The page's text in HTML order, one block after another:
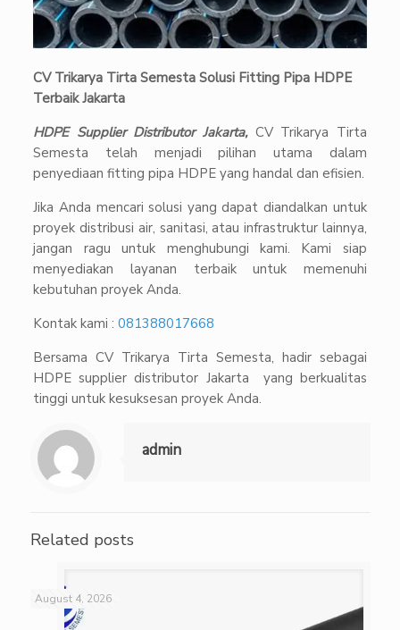
CV Trikarya Tirta Semesta Solusi Fitting Pipa HDPE
Terbaik Jakarta
HDPE Supplier Distributor Jakarta, CV Trikarya Tirta
Semesta telah menjadi pilihan utama dalam
penyediaan fitting pipa HDPE yang handal dan efisien.
Jika Anda mencari solusi yang dapat diandalkan untuk
proyek distribusi air, sanitasi, atau infrastruktur lainnya,
jangan ragu untuk menghubungi kami. Kami siap
menyediakan layanan terbaik untuk memenuhi
kebutuhan proyek Anda.
Kontak kami : 081388017668
Bersama CV Trikarya Tirta Semesta, hadir sebagai
HDPE supplier distributor Jakarta yang berkualitas
tinggi untuk kesuksesan proyek Anda.
admin
Related posts
August 4, 2026